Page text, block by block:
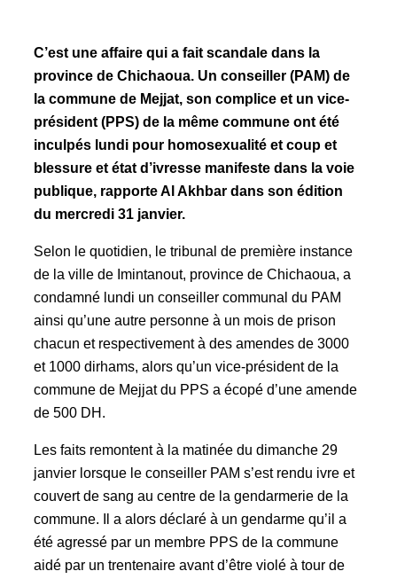
C’est une affaire qui a fait scandale dans la
province de Chichaoua. Un conseiller (PAM) de
la commune de Mejjat, son complice et un vice-
président (PPS) de la même commune ont été
inculpés lundi pour homosexualité et coup et
blessure et état d’ivresse manifeste dans la voie
publique, rapporte Al Akhbar dans son édition
du mercredi 31 janvier.
Selon le quotidien, le tribunal de première instance
de la ville de Imintanout, province de Chichaoua, a
condamné lundi un conseiller communal du PAM
ainsi qu’une autre personne à un mois de prison
chacun et respectivement à des amendes de 3000
et 1000 dirhams, alors qu’un vice-président de la
commune de Mejjat du PPS a écopé d’une amende
de 500 DH.
Les faits remontent à la matinée du dimanche 29
janvier lorsque le conseiller PAM s’est rendu ivre et
couvert de sang au centre de la gendarmerie de la
commune. Il a alors déclaré à un gendarme qu’il a
été agressé par un membre PPS de la commune
aidé par un trentenaire avant d’être violé à tour de